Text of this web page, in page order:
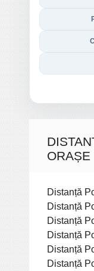
ORAȘE
Distanță
Distanță
Distanță
Distanță
Distanță
Distanță